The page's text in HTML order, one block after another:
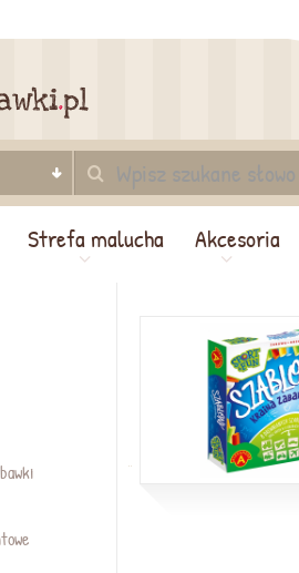
Sprawdź status
Strefa malucha Akcesoria